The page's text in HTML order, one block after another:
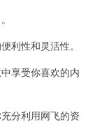
性和灵活性。
享受你喜欢的内
分利用网飞的资